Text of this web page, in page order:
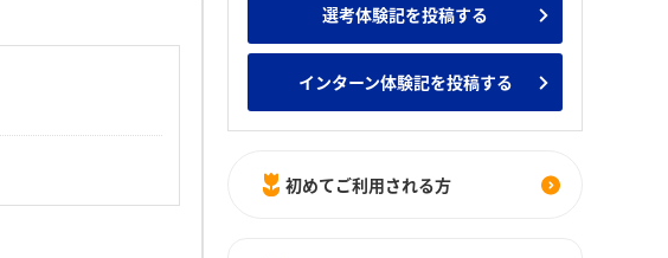
みんなの新卒就職人気企業ランキング みんなのインターン人気企業ランキ
選考体験記を投稿する
インターン体験記を投稿する
初めてご利用される方